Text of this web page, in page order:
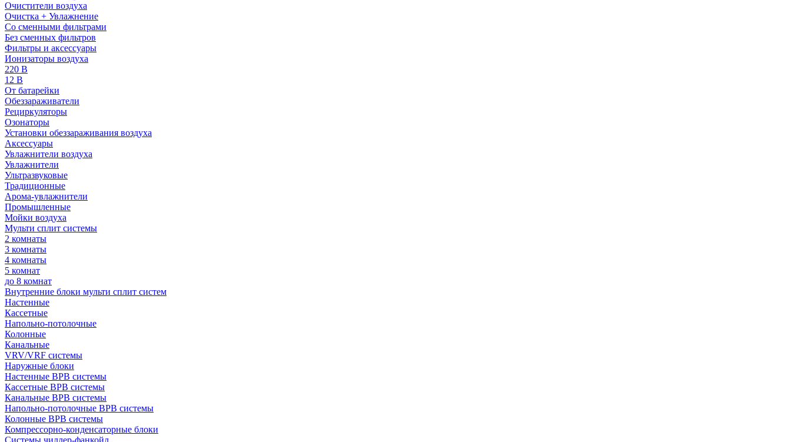
Очистители воздуха
Очистка + Увлажнение
Cо сменными фильтрами
Без сменных фильтров
Фильтры и аксессуары
Ионизаторы воздуха
220 В
12 В
От батарейки
Обеззараживатели
Рециркуляторы
Озонаторы
Установки обеззараживания воздуха
Аксессуары
Увлажнители воздуха
Увлажнители
Ультразвуковые
Традиционные
Арома-увлажнители
Промышленные
Мойки воздуха
Мульти сплит системы
2 комнаты
3 комнаты
4 комнаты
5 комнат
до 8 комнат
Внутренние блоки мульти сплит систем
Настенные
Кассетные
Напольно-потолочные
Колонные
Канальные
VRV/VRF системы
Наружные блоки
Настенные ВРВ системы
Кассетные ВРВ системы
Канальные ВРВ системы
Напольно-потолочные ВРВ системы
Колонные ВРВ системы
Компрессорно-конденсаторные блоки
Системы чиллер-фанкойл